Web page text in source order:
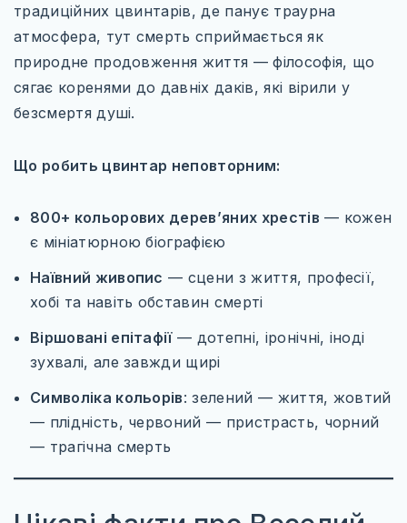
традиційних цвинтарів, де панує траурна
атмосфера, тут смерть сприймається як
природне продовження життя — філософія, що
сягає коренями до давніх даків, які вірили у
безсмертя душі.
Що робить цвинтар неповторним:
800+ кольорових дерев’яних хрестів — кожен
є мініатюрною біографією
Наївний живопис — сцени з життя, професії,
хобі та навіть обставин смерті
Віршовані епітафії— дотепні, іронічні, іноді
зухвалі, але завжди щирі
Символіка кольорів: зелений — життя, жовтий
— плідність, червоний — пристрасть, чорний
— трагічна смерть